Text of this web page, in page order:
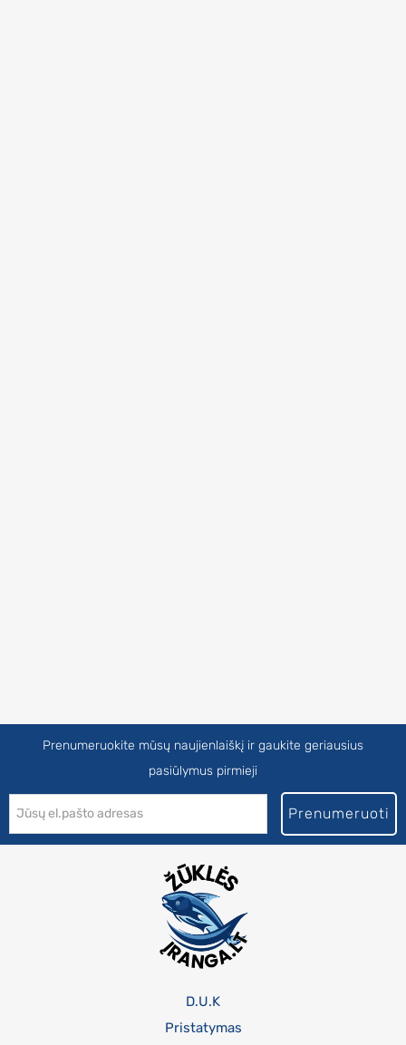
Prenumeruokite mūsų naujienlaiškį ir gaukite geriausius
pasiūlymus pirmieji
Prenumeruoti
D.U.K
Pristatymas